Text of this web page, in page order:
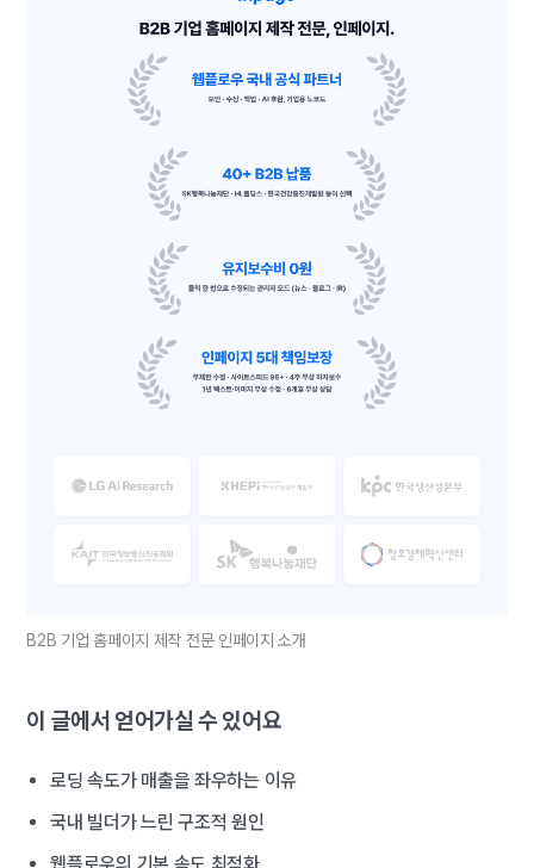
B2B 기업 홈페이지 제작 전문 인페이지 소개
이 글에서 얻어가실 수 있어요
로딩 속도가 매출을 좌우하는 이유
국내 빌더가 느린 구조적 원인